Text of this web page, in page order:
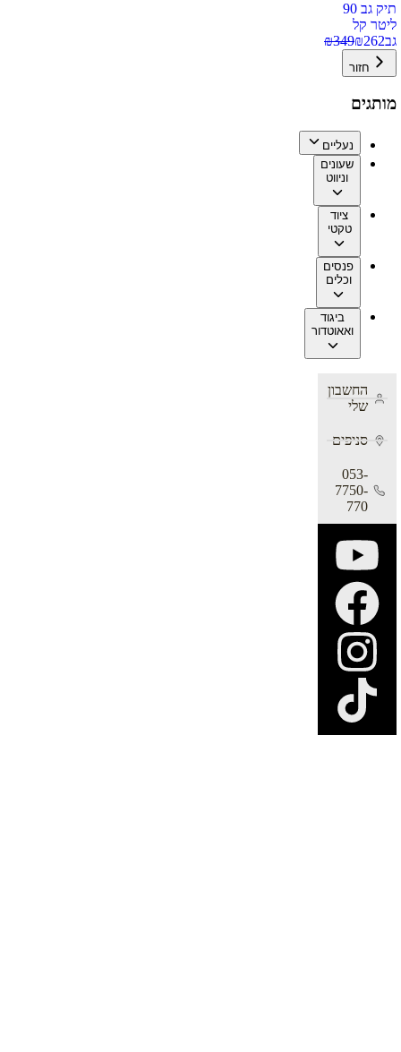
תיק גב 90
ליטר קל
גב
₪262
₪349
חזור
מותגים
נעליים
שעונים
וניווט
ציוד
טקטי
פנסים
וכלים
ביגוד
ואאוטדור
החשבון
שלי
סניפים
053-
7750-
770